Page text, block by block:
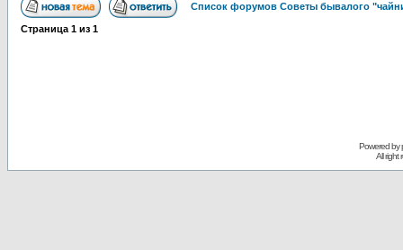
Список форумов Советы бывалого
Страница 1 из 1
Powered by
All right